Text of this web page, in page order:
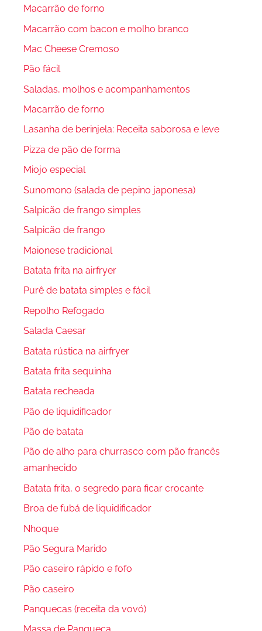
Macarrão de forno
Macarrão com bacon e molho branco
Mac Cheese Cremoso
Pão fácil
Saladas, molhos e acompanhamentos
Macarrão de forno
Lasanha de berinjela: Receita saborosa e leve
Pizza de pão de forma
Miojo especial
Sunomono (salada de pepino japonesa)
Salpicão de frango simples
Salpicão de frango
Maionese tradicional
Batata frita na airfryer
Purê de batata simples e fácil
Repolho Refogado
Salada Caesar
Batata rústica na airfryer
Batata frita sequinha
Batata recheada
Pão de liquidificador
Pão de batata
Pão de alho para churrasco com pão francês
amanhecido
Batata frita, o segredo para ficar crocante
Broa de fubá de liquidificador
Nhoque
Pão Segura Marido
Pão caseiro rápido e fofo
Pão caseiro
Panquecas (receita da vovó)